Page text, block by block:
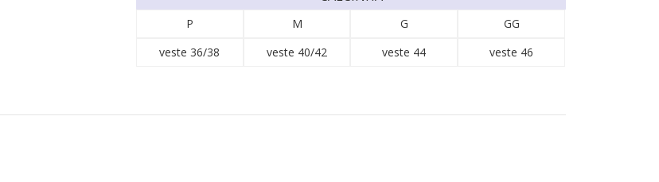
P M G
GG
veste 36/38
veste 40/42 veste 44 veste 46